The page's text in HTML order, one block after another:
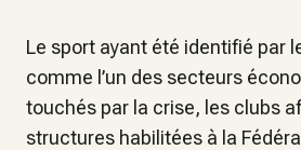
Le sport ayant été identifié par
comme l’un des secteurs
touchés par la crise, les clubs
structures habilitées à la